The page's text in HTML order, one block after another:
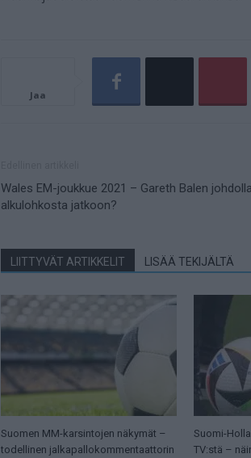
Jaa
Wales EM-joukkue 2021 – Gareth Balen johdolla
alkulohkosta jatkoon?
LIITTYVÄT ARTIKKELIT LISÄÄ TEKIJÄLTÄ
Suomen MM-karsintojen näkymät –
todellinen jalkapallokommentaattorin
Suomi-
TV:stä –